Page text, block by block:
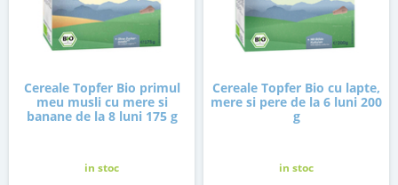
Cereale Topfer Bio primul
meu musli cu mere si
banane de la 8 luni 175 g
in stoc
Cereale Topfer Bio cu lapte,
mere si pere de la 6 luni 200
g
in stoc